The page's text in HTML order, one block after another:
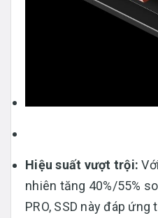
Hiệu suất vượt trội:
nhiên tăng 40%/55%
PRO, SSD này đáp